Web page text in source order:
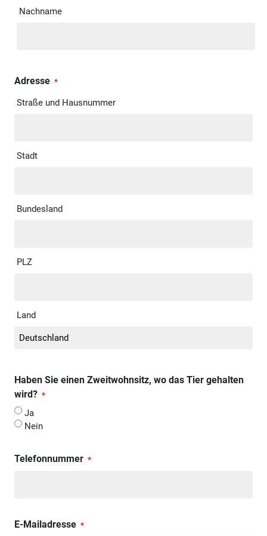
Nachname
Adresse *
Straße und Hausnummer
Stadt
Bundesland
PLZ
Land
Haben Sie einen Zweitwohnsitz, wo das Tier gehalten
wird? *
Ja
Nein
Telefonnummer *
E-Mailadresse *